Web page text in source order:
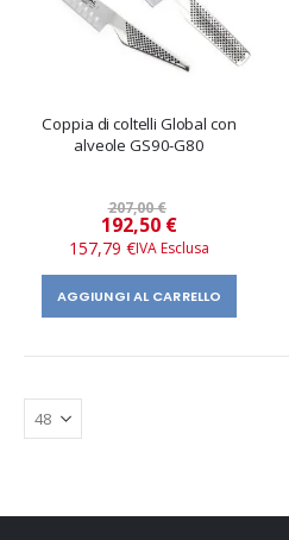
Coppia di coltelli Global con
alveole GS90-G80
207,00 €
Prezzo
speciale
192,50 €
157,79 €
AGGIUNGI AL CARRELLO